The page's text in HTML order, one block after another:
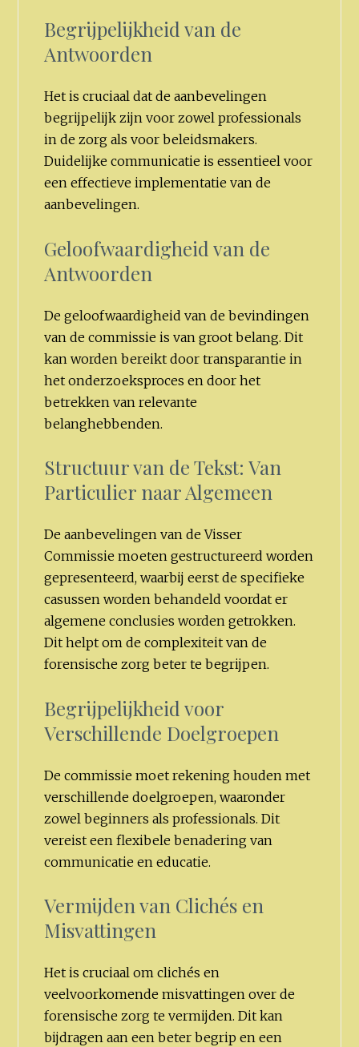
Begrijpelijkheid van de
Antwoorden
Het is cruciaal dat de aanbevelingen
begrijpelijk zijn voor zowel professionals
in de zorg als voor beleidsmakers.
Duidelijke communicatie is essentieel voor
een effectieve implementatie van de
aanbevelingen.
Geloofwaardigheid van de
Antwoorden
De geloofwaardigheid van de bevindingen
van de commissie is van groot belang. Dit
kan worden bereikt door transparantie in
het onderzoeksproces en door het
betrekken van relevante
belanghebbenden.
Structuur van de Tekst: Van
Particulier naar Algemeen
De aanbevelingen van de Visser
Commissie moeten gestructureerd worden
gepresenteerd, waarbij eerst de specifieke
casussen worden behandeld voordat er
algemene conclusies worden getrokken.
Dit helpt om de complexiteit van de
forensische zorg beter te begrijpen.
Begrijpelijkheid voor
Verschillende Doelgroepen
De commissie moet rekening houden met
verschillende doelgroepen, waaronder
zowel beginners als professionals. Dit
vereist een flexibele benadering van
communicatie en educatie.
Vermijden van Clichés en
Misvattingen
Het is cruciaal om clichés en
veelvoorkomende misvattingen over de
forensische zorg te vermijden. Dit kan
bijdragen aan een beter begrip en een